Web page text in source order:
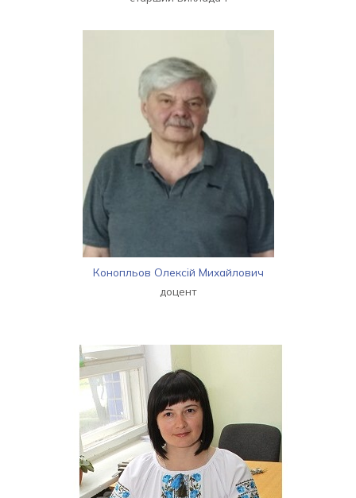
Конопльов Олексій Михайлович
доцент